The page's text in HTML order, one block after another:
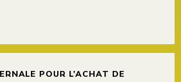
POUR L’ACHAT DE